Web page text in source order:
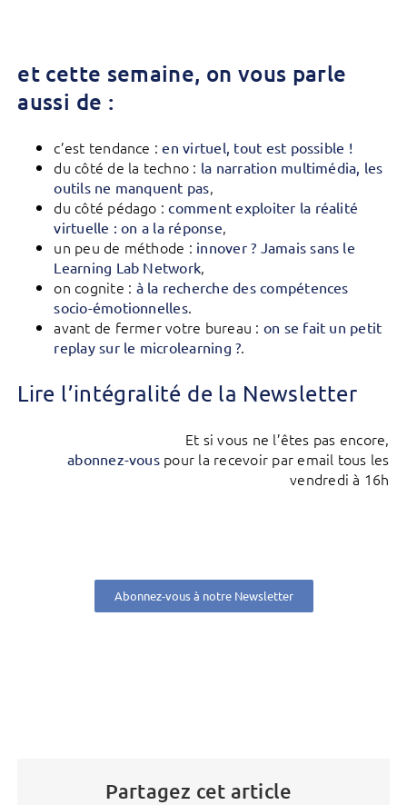
et cette semaine, on vous parle
aussi de :
c’est tendance :en virtuel, tout est possible !
du côté de la techno : la narration multimédia, les
outils ne manquent pas,
du côté pédago :comment exploiter la réalité
virtuelle : on a la réponse,
un peu de méthode : innover ? Jamais sans le
Learning Lab Network,
on cognite : à la recherche des compétences
socio-émotionnelles.
avant de fermer votre bureau : on se fait un petit
replay sur le microlearning ?.
Lire l’intégralité de la Newsletter
Et si vous ne l’êtes pas encore,
abonnez-vouspour la recevoir par email tous les
vendredi à 16h
Abonnez-vous à notre Newsletter
Partagez cet article